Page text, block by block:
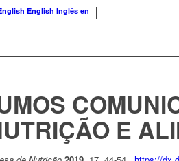
English Inglês en
E